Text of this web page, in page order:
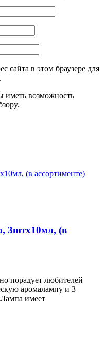
сайта в этом браузере для
иметь возможность
3штx10мл, (в
порадует любителей
аромалампу и 3
имеет